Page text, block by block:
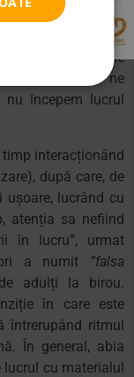
ore de lucru, fără
lor să aibă loc
dintre ele le
în care ne
începem lucrul
interacționând
după care, de
ușoare, lucrând cu
atenția sa nefiind
în lucru”, urmat
a numit ”falsa
adulți la birou.
în care este
întrerupând ritmul
În general, abia
cu materialul